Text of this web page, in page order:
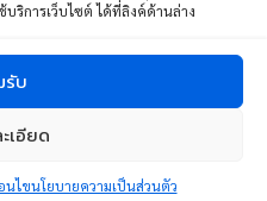
ริการเว็บไซต์ ได้ที่ลิงค์ด้านล่าง
รับ
เอียด
นไขนโยบายความเป็นส่วนตัว